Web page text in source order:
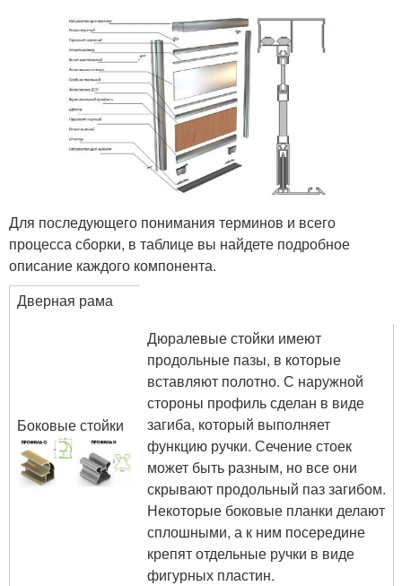
Для последующего понимания терминов и всего
процесса сборки, в таблице вы найдете подробное
описание каждого компонента.
Дверная рама
Боковые стойки
Дюралевые стойки имеют
продольные пазы, в которые
вставляют полотно. С наружной
стороны профиль сделан в виде
загиба, который выполняет
функцию ручки. Сечение стоек
может быть разным, но все они
скрывают продольный паз загибом.
Некоторые боковые планки делают
сплошными, а к ним посередине
крепят отдельные ручки в виде
фигурных пластин.